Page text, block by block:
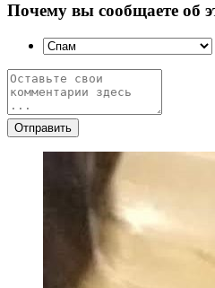
Почему вы сообщаете об
Отправить